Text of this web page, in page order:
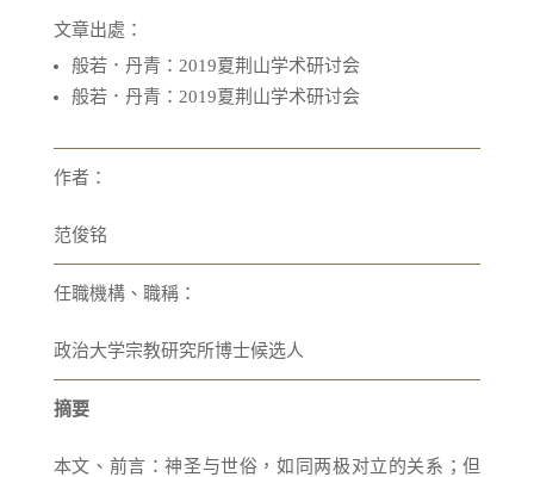
文章出處：
般若．丹青：2019夏荆山学术研讨会
般若．丹青：2019夏荆山学术研讨会
作者：
范俊铭
任職機構、職稱：
政治大学宗教研究所博士候选人
摘要
本文、前言：神圣与世俗，如同两极对立的关系；但